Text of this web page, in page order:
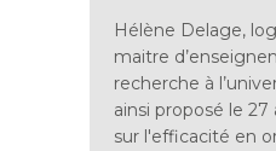
Hélène Delage,
maitre
recherche à
ainsi proposé le
sur l'efficacité en